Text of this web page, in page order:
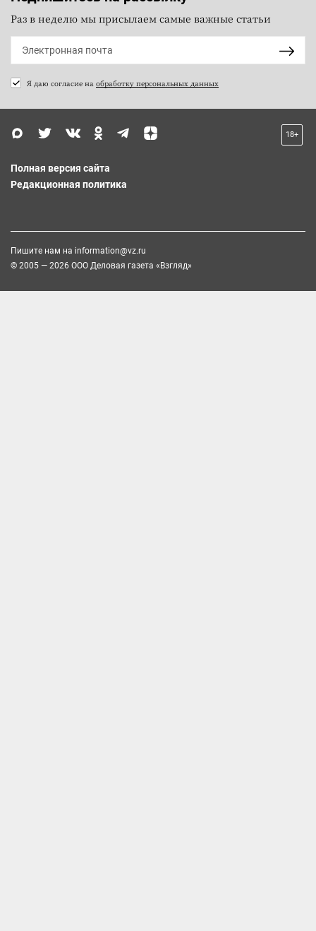
Раз в неделю мы присылаем самые важные статьи
Я даю согласие на обработку персональных данных
18+
Полная версия сайта
Редакционная политика
Пишите нам на information@vz.ru
© 2005 — 2026 ООО Деловая газета «Взгляд»